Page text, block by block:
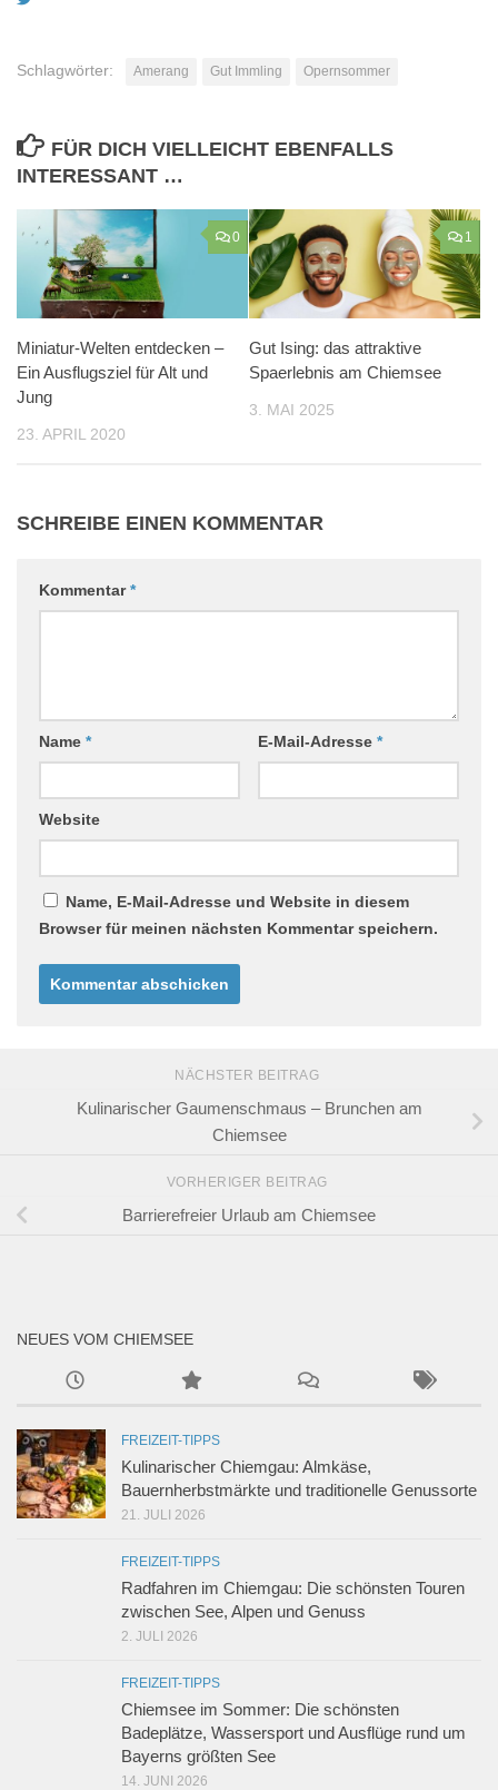
Schlagwörter: Amerang Gut Immling Opernsommer
FÜR DICH VIELLEICHT EBENFALLS
INTERESSANT …
0
Miniatur-Welten entdecken –
Ein Ausflugsziel für Alt und
Jung
23. APRIL 2020
1
Gut Ising: das attraktive
Spaerlebnis am Chiemsee
3. MAI 2025
SCHREIBE EINEN KOMMENTAR
Kommentar*
Name * E-Mail-Adresse *
Website
Name, E-Mail-Adresse und Website in diesem
Browser für meinen nächsten Kommentar speichern.
NÄCHSTER BEITRAG
Kulinarischer Gaumenschmaus – Brunchen am
Chiemsee
VORHERIGER BEITRAG
Barrierefreier Urlaub am Chiemsee
NEUES VOM CHIEMSEE
FREIZEIT-TIPPS
Kulinarischer Chiemgau: Almkäse,
Bauernherbstmärkte und traditionelle Genussorte
21. JULI 2026
FREIZEIT-TIPPS
Radfahren im Chiemgau: Die schönsten Touren
zwischen See, Alpen und Genuss
2. JULI 2026
FREIZEIT-TIPPS
Chiemsee im Sommer: Die schönsten
Badeplätze, Wassersport und Ausflüge rund um
Bayerns größten See
14. JUNI 2026